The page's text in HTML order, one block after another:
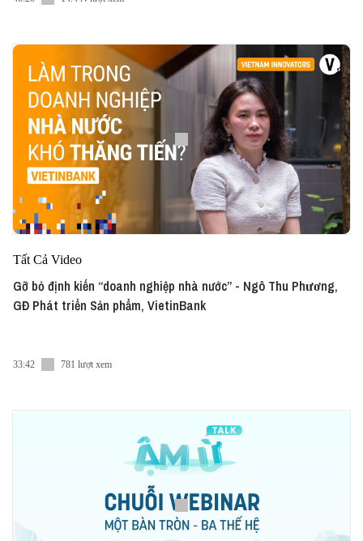
Tất Cả Video
Gỡ bỏ định kiến “doanh nghiệp nhà nước” - Ngô Thu Phương,
GĐ Phát triển Sản phẩm, VietinBank
33:42 781 lượt xem